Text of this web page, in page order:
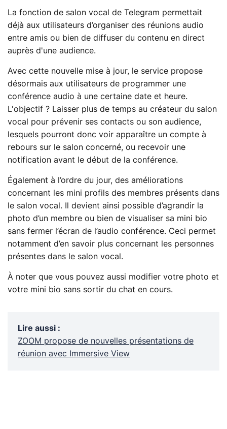
La fonction de salon vocal de Telegram permettait
déjà aux utilisateurs d’organiser des réunions audio
entre amis ou bien de diffuser du contenu en direct
auprès d'une audience.
Avec cette nouvelle mise à jour, le service propose
désormais aux utilisateurs de programmer une
conférence audio à une certaine date et heure.
L'objectif ? Laisser plus de temps au créateur du salon
vocal pour prévenir ses contacts ou son audience,
lesquels pourront donc voir apparaître un compte à
rebours sur le salon concerné, ou recevoir une
notification avant le début de la conférence.
Également à l’ordre du jour, des améliorations
concernant les mini profils des membres présents dans
le salon vocal. Il devient ainsi possible d’agrandir la
photo d’un membre ou bien de visualiser sa mini bio
sans fermer l’écran de l’audio conférence. Ceci permet
notamment d’en savoir plus concernant les personnes
présentes dans le salon vocal.
À noter que vous pouvez aussi modifier votre photo et
votre mini bio sans sortir du chat en cours.
Lire aussi :
ZOOM propose de nouvelles présentations de
réunion avec Immersive View